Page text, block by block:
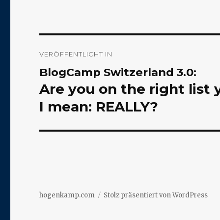
VERÖFFENTLICHT IN
BlogCamp Switzerland 3.0:
Are you on the right list
I mean: REALLY?
hogenkamp.com Stolz präsentiert von WordPress